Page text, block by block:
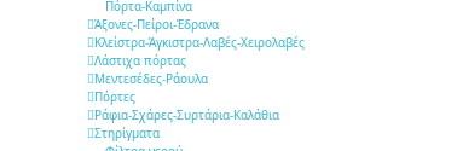
Πόρτα-Καμπίνα
Άξονες-Πείροι-Έδρανα
Κλείστρα-Άγκιστρα-Λαβές-Χειρολαβές
Λάστιχα πόρτας
Μεντεσέδες-Ράουλα
Πόρτες
Ράφια-Σχάρες-Συρτάρια-Καλάθια
Στηρίγματα